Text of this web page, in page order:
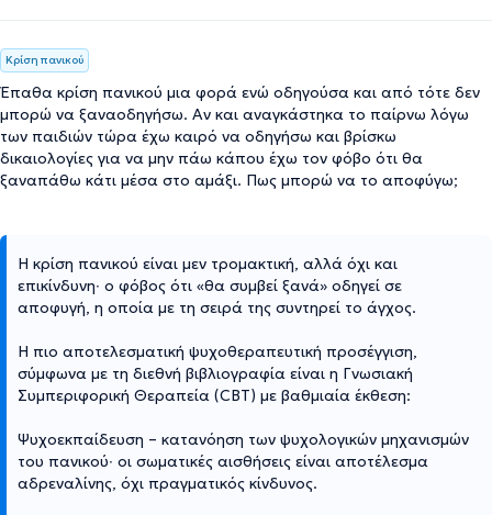
Κρίση πανικού
Έπαθα κρίση πανικού μια φορά ενώ οδηγούσα και από τότε δεν
μπορώ να ξαναοδηγήσω. Αν και αναγκάστηκα το παίρνω λόγω
των παιδιών τώρα έχω καιρό να οδηγήσω και βρίσκω
δικαιολογίες για να μην πάω κάπου έχω τον φόβο ότι θα
ξαναπάθω κάτι μέσα στο αμάξι. Πως μπορώ να το αποφύγω;
Η κρίση πανικού είναι μεν τρομακτική, αλλά όχι και
επικίνδυνη∙ ο φόβος ότι «θα συμβεί ξανά» οδηγεί σε
αποφυγή, η οποία με τη σειρά της συντηρεί το άγχος.
Η πιο αποτελεσματική ψυχοθεραπευτική προσέγγιση,
σύμφωνα με τη διεθνή βιβλιογραφία είναι η Γνωσιακή
Συμπεριφορική Θεραπεία (CBT) με βαθμιαία έκθεση:
Ψυχοεκπαίδευση – κατανόηση των ψυχολογικών μηχανισμών
του πανικού∙ οι σωματικές αισθήσεις είναι αποτέλεσμα
αδρεναλίνης, όχι πραγματικός κίνδυνος.